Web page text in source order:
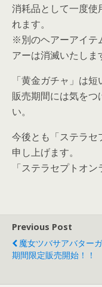
消耗品として一度使
れます。
※別のヘアーアイテ
アーは消滅いたしま
「黄金ガチャ」は
販売期間には気をつ
い。
今後とも「ステラセ
申し上げます。
「ステラセプトオ
Previous Post
魔女ツバサアバター
期間限定販売開始！！